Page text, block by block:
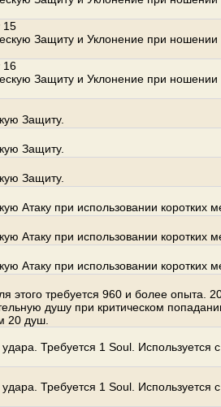
15
Защиту и Уклонение при ношении
16
Защиту и Уклонение при ношении
Защиту.
Защиту.
Защиту.
Атаку при использовании коротких
Атаку при использовании коротких
Атаку при использовании коротких
этого требуется 960 и более опыта.
душу при критическом
20 душ.
Требуется 1 Soul. Используется
Требуется 1 Soul. Используется